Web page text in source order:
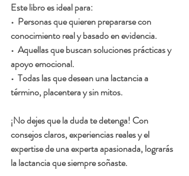
Este libro es ideal para:
•  Personas que quieren prepararse con
conocimiento real y basado en evidencia.
•  Aquellas que buscan soluciones prácticas y
apoyo emocional.
•  Todas las que desean una lactancia a
término, placentera y sin mitos.
¡No dejes que la duda te detenga! Con
consejos claros, experiencias reales y el
expertise de una experta apasionada, lograrás
la lactancia que siempre soñaste.